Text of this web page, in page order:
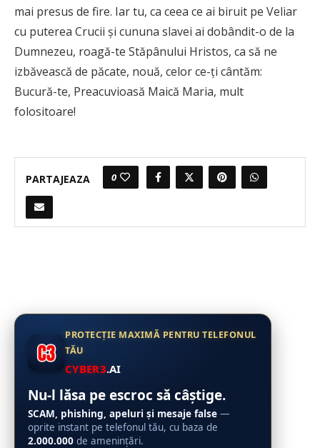
mai presus de fire. Iar tu, ca ceea ce ai biruit pe Veliar
cu puterea Crucii și cununa slavei ai dobândit-o de la
Dumnezeu, roagă-te Stăpânului Hristos, ca să ne
izbăvească de păcate, nouă, celor ce-ți cântăm:
Bucură-te, Preacuvioasă Maică Maria, mult
folositoare!
PARTAJEAZA 0
PROTECȚIE MAXIMĂ PENTRU TELEFONUL
TĂU
CYBER3.AI
Nu-l lăsa pe escroc să câștige.
SCAM, phishing, apeluri și mesaje false —
oprite instant pe telefonul tău, cu baza de
2.000.000 de amenințări.